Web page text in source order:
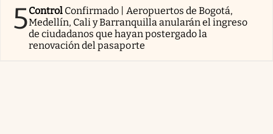
5Control Confirmado | Aeropuertos de Bogotá,
Medellín, Cali y Barranquilla anularán el ingreso
de ciudadanos que hayan postergado la
renovación del pasaporte